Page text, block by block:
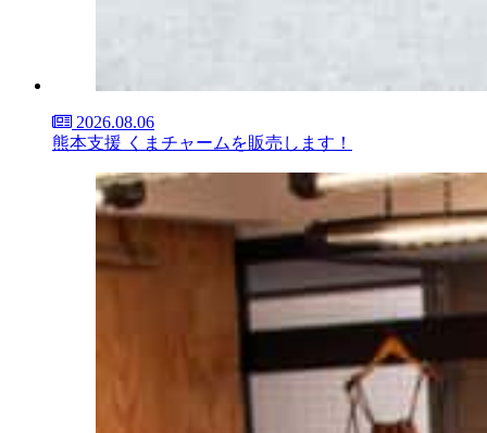
2026.08.06
熊本支援 くまチャームを販売します！